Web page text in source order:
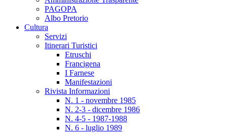
PAGOPA
Albo Pretorio
Cultura
Servizi
Itinerari Turistici
Etruschi
Francigena
I Farnese
Manifestazioni
Rivista Informazioni
N. 1 - novembre 1985
N. 2-3 - dicembre 1986
N. 4-5 - 1987-1988
N. 6 - luglio 1989